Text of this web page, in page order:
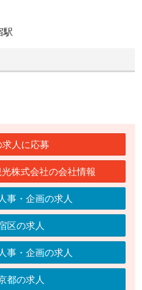
駅
求人に応募
株式会社の会社情報
事・企画の求人
区の求人
事・企画の求人
都の求人